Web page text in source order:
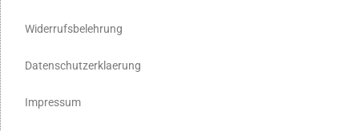
Widerrufsbelehrung
Datenschutzerklaerung
Impressum